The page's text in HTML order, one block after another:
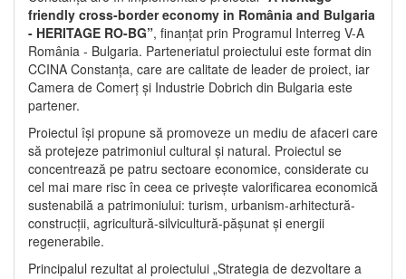
friendly cross-border economy in România and Bulgaria
- HERITAGE RO-BG”, finanțat prin Programul Interreg V-A
România - Bulgaria. Parteneriatul proiectului este format din
CCINA Constanța, care are calitate de leader de proiect, iar
Camera de Comerț și Industrie Dobrich din Bulgaria este
partener.
Proiectul își propune să promoveze un mediu de afaceri care
să protejeze patrimoniul cultural și natural. Proiectul se
concentrează pe patru sectoare economice, considerate cu
cel mai mare risc în ceea ce privește valorificarea economică
sustenabilă a patrimoniului: turism, urbanism-arhitectură-
construcții, agricultură-silvicultură-pășunat și energii
regenerabile.
Principalul rezultat al proiectului „Strategia de dezvoltare a